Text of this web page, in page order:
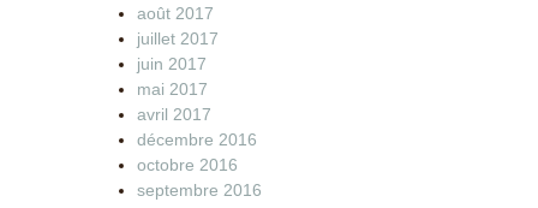
août 2017
juillet 2017
juin 2017
mai 2017
avril 2017
décembre 2016
octobre 2016
septembre 2016